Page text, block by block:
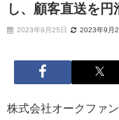
し、顧客直送を円
2023年9月25日 2023年9月
株式会社オークファ